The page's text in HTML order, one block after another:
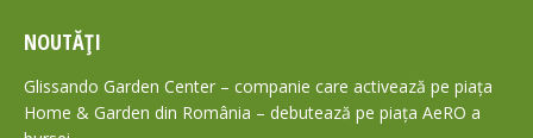
opens
in
new
opens
in
new
NOUTĂȚI
Glissando Garden Center – companie care activează pe piața
Home & Garden din România – debutează pe piața AeRO a